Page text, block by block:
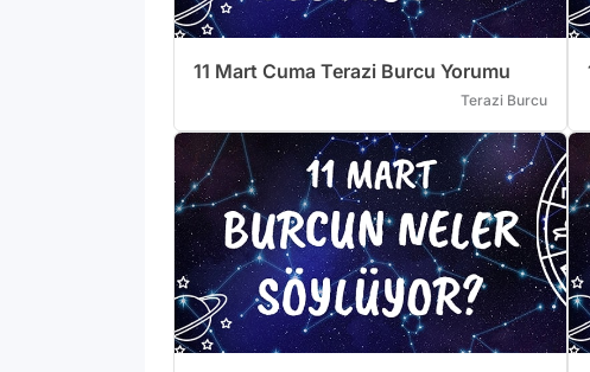
11 Mart Cuma Terazi Burcu Yorumu
Terazi Burcu